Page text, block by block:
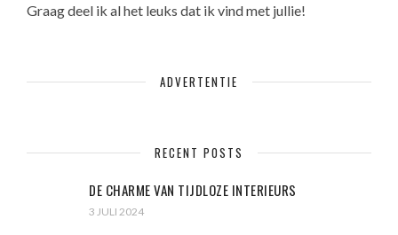
Graag deel ik al het leuks dat ik vind met jullie!
ADVERTENTIE
RECENT POSTS
DE CHARME VAN TIJDLOZE INTERIEURS
3 JULI 2024